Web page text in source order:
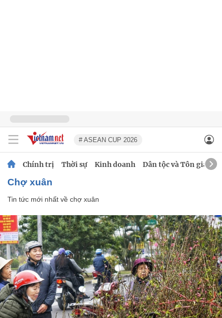
# ASEAN CUP 2026
Chính trị Thời sự Kinh doanh Dân tộc và Tôn giáo
chợ xuân
Tin tức mới nhất về chợ xuân